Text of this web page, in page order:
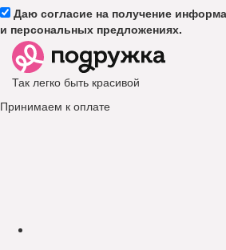
Даю согласие на получение
и персональных предложениях.
Так легко быть красивой
Принимаем к оплате